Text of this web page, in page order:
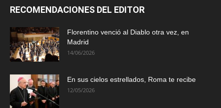
RECOMENDACIONES DEL EDITOR
Florentino venció al Diablo otra vez, en
Madrid
14/06/2026
En sus cielos estrellados, Roma te recibe
12/05/2026